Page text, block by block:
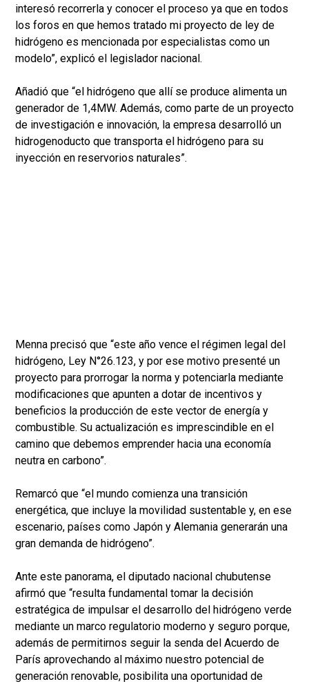
interesó recorrerla y conocer el proceso ya que en todos
los foros en que hemos tratado mi proyecto de ley de
hidrógeno es mencionada por especialistas como un
modelo”, explicó el legislador nacional.
Añadió que “el hidrógeno que allí se produce alimenta un
generador de 1,4MW. Además, como parte de un proyecto
de investigación e innovación, la empresa desarrolló un
hidrogenoducto que transporta el hidrógeno para su
inyección en reservorios naturales”.
Menna precisó que “este año vence el régimen legal del
hidrógeno, Ley N°26.123, y por ese motivo presenté un
proyecto para prorrogar la norma y potenciarla mediante
modificaciones que apunten a dotar de incentivos y
beneficios la producción de este vector de energía y
combustible. Su actualización es imprescindible en el
camino que debemos emprender hacia una economía
neutra en carbono”.
Remarcó que “el mundo comienza una transición
energética, que incluye la movilidad sustentable y, en ese
escenario, países como Japón y Alemania generarán una
gran demanda de hidrógeno”.
Ante este panorama, el diputado nacional chubutense
afirmó que “resulta fundamental tomar la decisión
estratégica de impulsar el desarrollo del hidrógeno verde
mediante un marco regulatorio moderno y seguro porque,
además de permitirnos seguir la senda del Acuerdo de
París aprovechando al máximo nuestro potencial de
generación renovable, posibilita una oportunidad de